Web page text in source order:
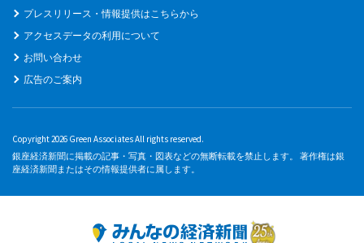
プレスリリース・情報提供はこちらから
アクセスデータの利用について
お問い合わせ
広告のご案内
Copyright 2026 Green Associates All rights reserved.
銀座経済新聞に掲載の記事・写真・図表などの無断転載を禁止します。 著作権は銀
座経済新聞またはその情報提供者に属します。